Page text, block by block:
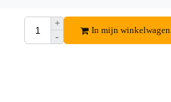
ventilatie-unit 2
ventilatoren 3U
€ 210,-
Bestel mee
+
-
In mijn winkelwagen